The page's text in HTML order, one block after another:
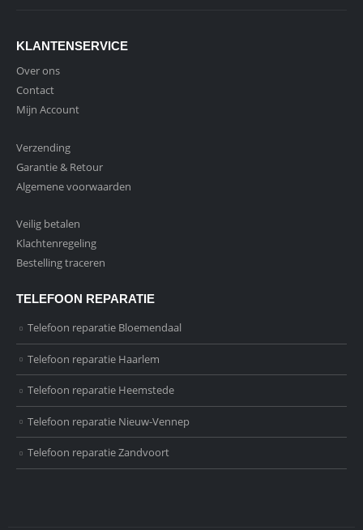
KLANTENSERVICE
Over ons
Contact
Mijn Account
Verzending
Garantie & Retour
Algemene voorwaarden
Veilig betalen
Klachtenregeling
Bestelling traceren
TELEFOON REPARATIE
Telefoon reparatie Bloemendaal
Telefoon reparatie Haarlem
Telefoon reparatie Heemstede
Telefoon reparatie Nieuw-Vennep
Telefoon reparatie Zandvoort